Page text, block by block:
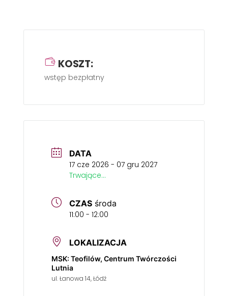
KOSZT:
wstęp bezpłatny
DATA
17 cze 2026 - 07 gru 2027
Trwające...
CZAS środa
11:00 - 12:00
LOKALIZACJA
MSK: Teofilów, Centrum Twórczości
Lutnia
ul. Łanowa 14, Łódź